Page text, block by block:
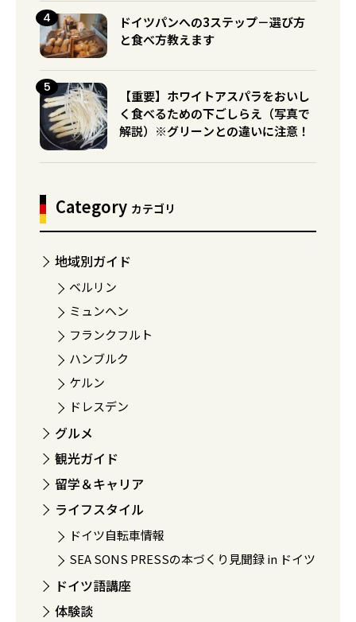
ドイツパンへの3ステップ－選び方
と食べ方教えます
【重要】ホワイトアスパラをおいし
く食べるための下ごしらえ（写真で
解説）※グリーンとの違いに注意！
Category カテゴリ
地域別ガイド
ベルリン
ミュンヘン
フランクフルト
ハンブルク
ケルン
ドレスデン
グルメ
観光ガイド
留学＆キャリア
ライフスタイル
ドイツ自転車情報
SEA SONS PRESSの本づくり見聞録 in ドイツ
ドイツ語講座
体験談